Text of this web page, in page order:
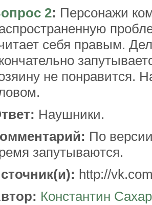
2: Персонажи
себя правым.
не понравится.
Наушники.
По
запутываются.
http://
Константин